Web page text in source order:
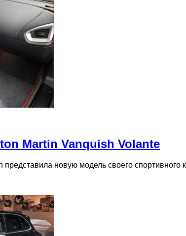
Martin Vanquish Volante
новую модель своего